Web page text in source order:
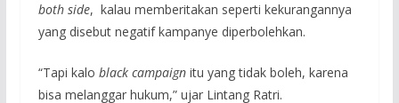
both side, kalau memberitakan seperti kekurangannya
yang disebut negatif kampanye diperbolehkan.
“Tapi kalo black campaignitu yang tidak boleh, karena
bisa melanggar hukum,” ujar Lintang Ratri.